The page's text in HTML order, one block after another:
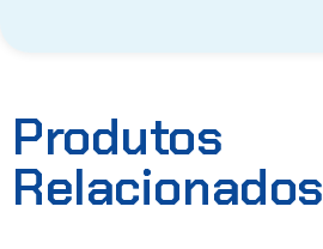
Produtos
Relacionados